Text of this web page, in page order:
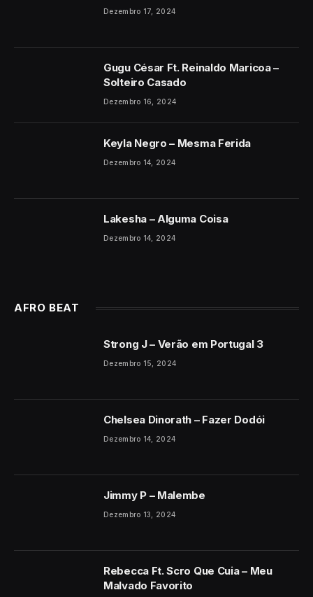
Dezembro 17, 2024
Gugu César Ft. Reinaldo Maricoa –
Solteiro Casado
Dezembro 16, 2024
Keyla Negro – Mesma Ferida
Dezembro 14, 2024
Lakesha – Alguma Coisa
Dezembro 14, 2024
AFRO BEAT
Strong J – Verão em Portugal 3
Dezembro 15, 2024
Chelsea Dinorath – Fazer Dodói
Dezembro 14, 2024
Jimmy P – Malembe
Dezembro 13, 2024
Rebecca Ft. Scro Que Cuia – Meu
Malvado Favorito